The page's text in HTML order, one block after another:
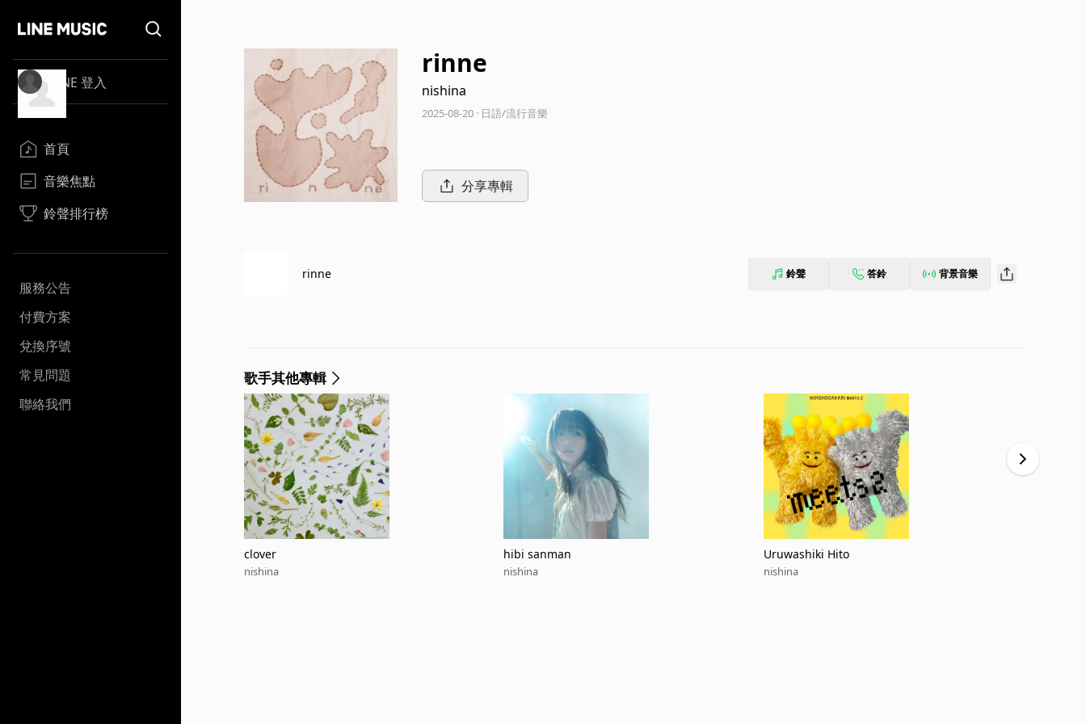
LINE 登入
首頁
音樂焦點
鈴聲排行榜
服務公告
付費方案
兌換序號
常見問題
聯絡我們
rinne
nishina
2025-08-20 · 日語/流行音樂
分享專輯
rinne 鈴聲 答鈴 背景音樂
歌手其他專輯
clover
nishina
hibi sanman
nishina
Uruwashiki Hito
nishina